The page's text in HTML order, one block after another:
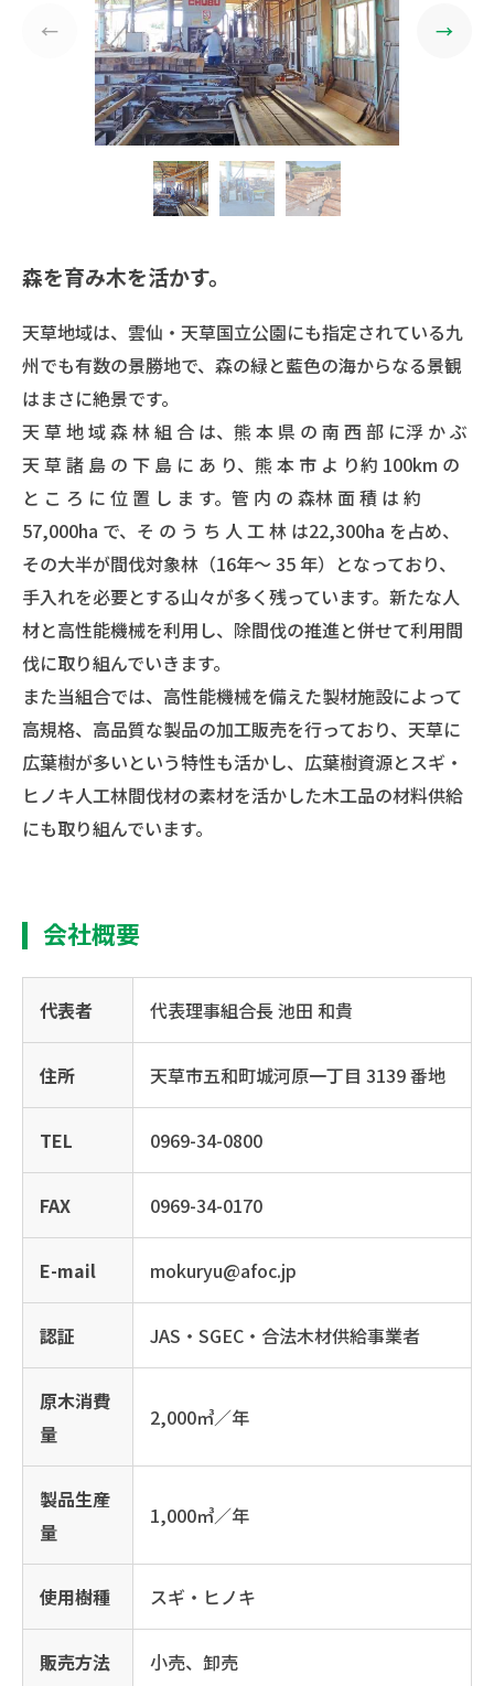
← →
森を育み木を活かす。
天草地域は、雲仙・天草国立公園にも指定されている九
州でも有数の景勝地で、森の緑と藍色の海からなる景観
はまさに絶景です。
天 草 地 域 森 林 組 合 は、熊 本 県 の 南 西 部 に浮 か ぶ
天 草 諸 島 の 下 島 に あ り、熊 本 市 よ り約 100km の
と こ ろ に 位 置 し ま す。管 内 の 森林 面 積 は 約
57,000ha で、そ の う ち 人 工 林 は22,300ha を占め、
その大半が間伐対象林（16年〜 35 年）となっており、
手入れを必要とする山々が多く残っています。新たな人
材と高性能機械を利用し、除間伐の推進と併せて利用間
伐に取り組んでいきます。
また当組合では、高性能機械を備えた製材施設によって
高規格、高品質な製品の加工販売を行っており、天草に
広葉樹が多いという特性も活かし、広葉樹資源とスギ・
ヒノキ人工林間伐材の素材を活かした木工品の材料供給
にも取り組んでいます。
会社概要
代表者 代表理事組合長 池田 和貴
住所 天草市五和町城河原一丁目 3139 番地
TEL 0969-34-0800
FAX 0969-34-0170
E-mail mokuryu@afoc.jp
認証 JAS・SGEC・合法木材供給事業者
原木消費
量
2,000㎥／年
製品生産
量
1,000㎥／年
使用樹種 スギ・ヒノキ
販売方法 小売、卸売